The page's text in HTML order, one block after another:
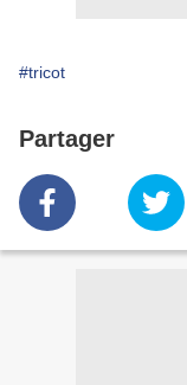
#tricot
Partager